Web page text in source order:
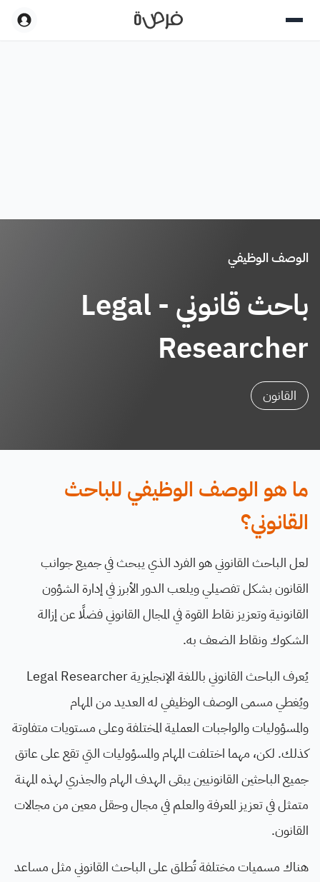
الوصف الوظيفي
باحث قانوني - Legal
Researcher
القانون
ما هو الوصف الوظيفي للباحث
القانوني؟
لعل الباحث القانوني هو الفرد الذي يبحث في جميع جوانب
القانون بشكل تفصيلي ويلعب الدور الأبرز في إدارة الشؤون
القانونية وتعزيز نقاط القوة في المجال القانوني فضلًا عن إزالة
الشكوك ونقاط الضعف به.
يُعرف الباحث القانوني باللغة الإنجليزية Legal Researcher
ويُغطي مسمى الوصف الوظيفي له العديد من المهام
والمسؤوليات والواجبات العملية المختلفة وعلى مستويات متفاوتة
كذلك. لكن، مهما اختلفت المهام والمسؤوليات التي تقع على عاتق
جميع الباحثين القانونيين يبقى الهدف الهام والجذري لهذه المهنة
متمثل في تعزيز المعرفة والعلم في مجال وحقل معين من مجالات
القانون.
هناك مسميات مختلفة تُطلق على الباحث القانوني مثل مساعد